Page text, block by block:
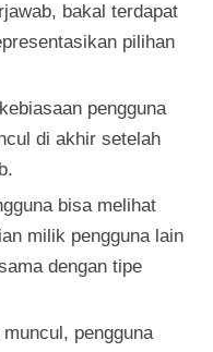
bakal terdapat
pilihan
pengguna
di akhir setelah
bisa melihat
milik pengguna lain
dengan tipe
pengguna